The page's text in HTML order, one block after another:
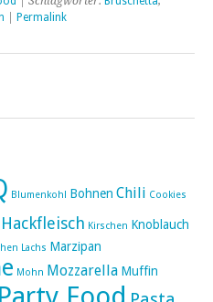
Permalink
Blumenkohl Bohnen Chili Cookies
Hackfleisch Kirschen Knoblauch
Lachs Marzipan
Mohn Mozzarella Muffin